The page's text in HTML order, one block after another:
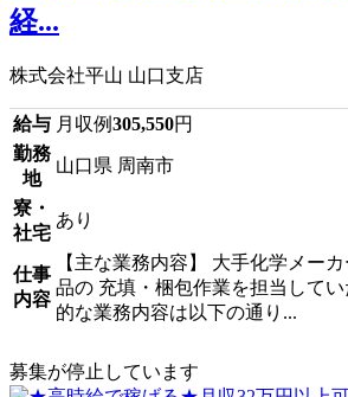
経...
株式会社平山 山口支店
給与 月収例305,550円
勤務
地
山口県 周南市
寮・
社宅
あり
仕事
内容
【主な業務内容】 大手化学メー
品の 充填・梱包作業を担当して
的な業務内容は以下の通り...
募集が停止しています